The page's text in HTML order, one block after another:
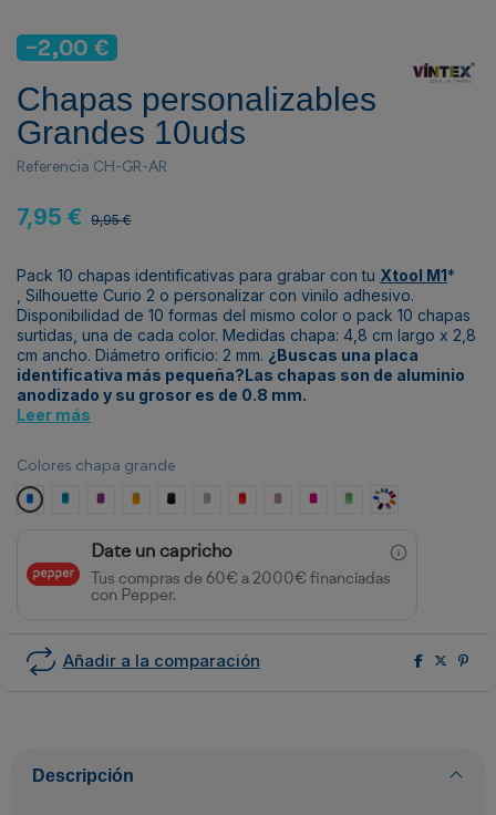
-2,00 €
Chapas personalizables
Grandes 10uds
Referencia CH-GR-AR
7,95 € 9,95 €
Pack 10 chapas identificativas para grabar con tu Xtool M1*
Silhouette Curio 2 o personalizar con vinilo adhesivo.
Disponibilidad de 10 formas del mismo color o pack 10 chapas
surtidas, una de cada color. Medidas chapa: 4,8 cm largo x 2,8
cm ancho. Diámetro orificio: 2 mm. ¿Buscas una placa
identificativa más pequeña?Las chapas son de aluminio
anodizado y su grosor es de 0.8 mm.
Leer más
Colores chapa grande
Azul RoyalAzul Turquesa
MoradoNaranjaNegroPlata Rojo Rosa claroRosa fucsia
VerdeSurtido colores
Date un capricho
Tus compras de 60€ a 2000€ financiadas
con Pepper.
Añadir a la comparación
Descripción